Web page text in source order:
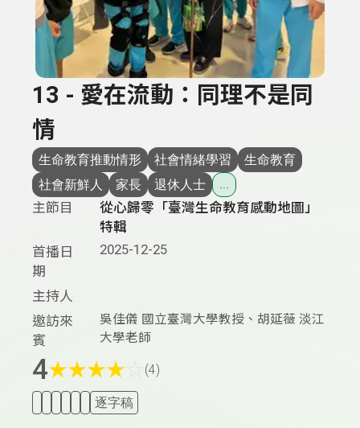
13 - 愛在流動：同理不是同
情
生命教育推動情形 社會情緒學習
生命教育
社會新鮮人
家長 退休人士 ...
主節目
從心歸零「臺灣生命教育感動地圖」
特輯
首播日
期
2025-12-25
主持人
邀訪來
賓
吳佳儀 國立臺灣大學教授、胡延薇 淡江
大學老師
4★★★★ (4)
逐字稿